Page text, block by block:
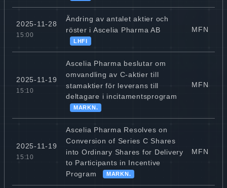
2025-11-28
15:00
Ändring av antalet aktier och
röster i Ascelia Pharma AB
LHFI
MFN
2025-11-19
15:10
Ascelia Pharma beslutar om
omvandling av C-aktier till
stamaktier för leverans till
deltagare i incitamentsprogram
MARKN.
MFN
2025-11-19
15:10
Ascelia Pharma Resolves on
Conversion of Series C Shares
into Ordinary Shares for Delivery
to Participants in Incentive
Program
MARKN.
MFN